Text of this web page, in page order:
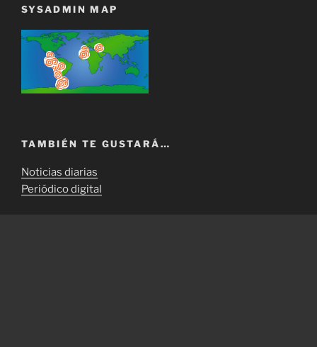
SYSADMIN MAP
TAMBIÉN TE GUSTARÁ…
Noticias diarias
Periódico digital